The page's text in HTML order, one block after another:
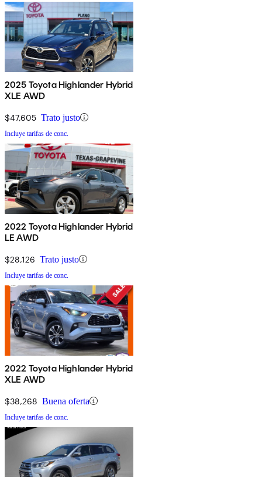
2025 Toyota Highlander Hybrid
XLE AWD
$47,605 Trato justo
Incluye tarifas de conc.
2022 Toyota Highlander Hybrid
LE AWD
$28,126 Trato justo
Incluye tarifas de conc.
2022 Toyota Highlander Hybrid
XLE AWD
$38,268 Buena oferta
Incluye tarifas de conc.